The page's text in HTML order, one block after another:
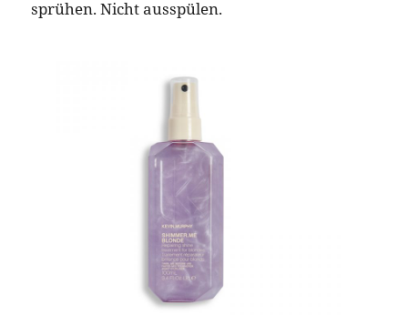
sprühen. Nicht ausspülen.